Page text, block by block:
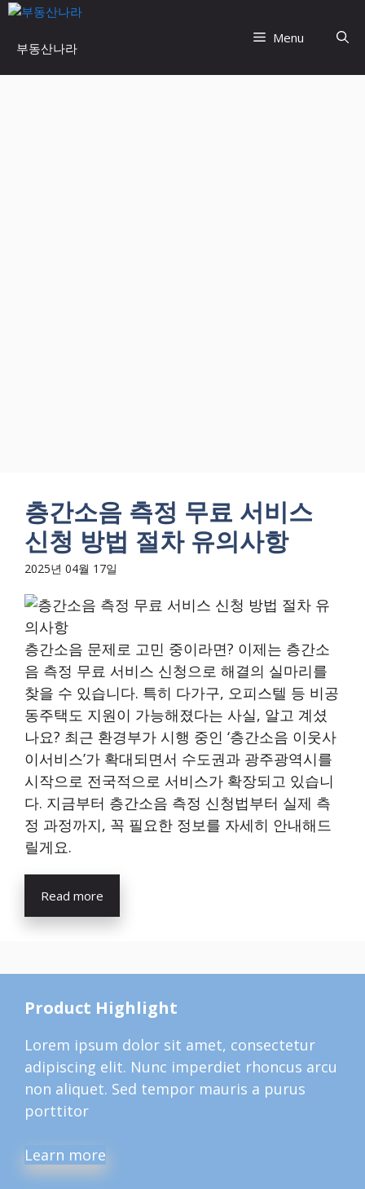
Skip
content
부동산나라
Menu
층간소음 측정 무료 서비스
신청 방법 절차 유의사항
2025년 04월 17일
층간소음 문제로 고민 중이라면? 이제는 층간소
음 측정 무료 서비스 신청으로 해결의 실마리를
찾을 수 있습니다. 특히 다가구, 오피스텔 등 비공
동주택도 지원이 가능해졌다는 사실, 알고 계셨
나요? 최근 환경부가 시행 중인 ‘층간소음 이웃사
이서비스’가 확대되면서 수도권과 광주광역시를
시작으로 전국적으로 서비스가 확장되고 있습니
다. 지금부터 층간소음 측정 신청법부터 실제 측
정 과정까지, 꼭 필요한 정보를 자세히 안내해드
릴게요.
Read more
Product Highlight
Lorem ipsum dolor sit amet, consectetur
adipiscing elit. Nunc imperdiet rhoncus arcu
non aliquet. Sed tempor mauris a purus
porttitor
Learn more